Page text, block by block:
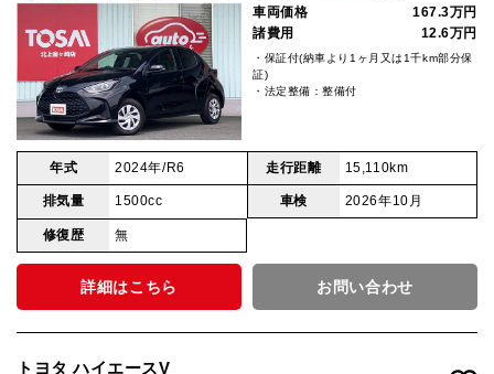
車両価格
167.3万円
諸費用
12.6万円
・保証付(納車より1ヶ月又は1千km部分保
証)
・法定整備：整備付
年式 2024年/R6 走行距離 15,110km
排気量 1500cc 車検 2026年10月
修復歴 無
詳細はこちら お問い合わせ
トヨタ ハイエースV